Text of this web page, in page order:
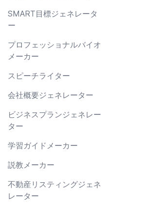
SMART目標ジェネレータ
ー
プロフェッショナルバイオ
メーカー
スピーチライター
会社概要ジェネレーター
ビジネスプランジェネレー
ター
学習ガイドメーカー
説教メーカー
不動産リスティングジェネ
レーター